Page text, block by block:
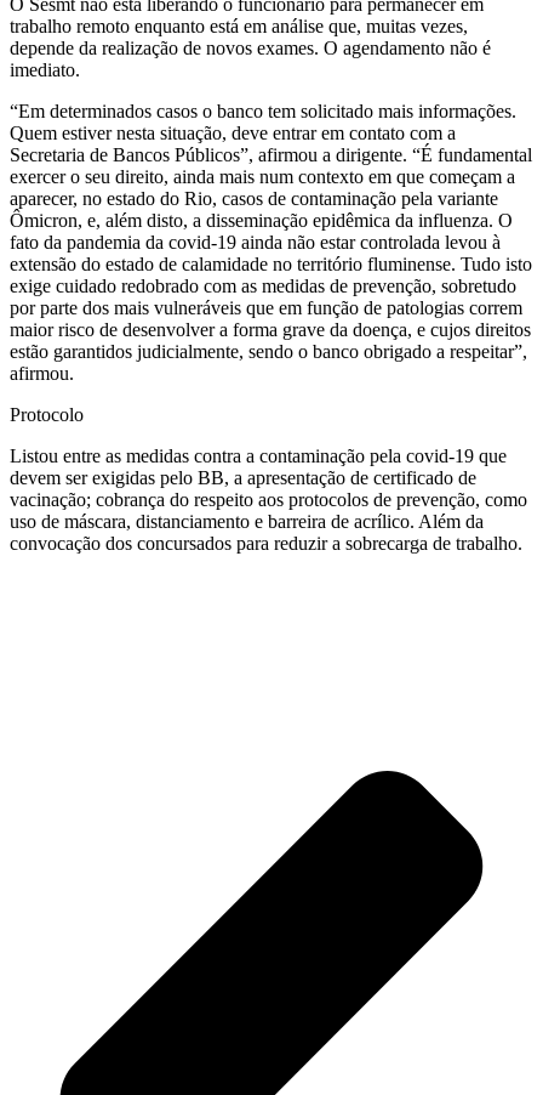
trabalho remoto enquanto está em análise que, muitas vezes,
depende da realização de novos exames. O agendamento não é
imediato.
“Em determinados casos o banco tem solicitado mais informações.
Quem estiver nesta situação, deve entrar em contato com a
Secretaria de Bancos Públicos”, afirmou a dirigente. “É fundamental
exercer o seu direito, ainda mais num contexto em que começam a
aparecer, no estado do Rio, casos de contaminação pela variante
Ômicron, e, além disto, a disseminação epidêmica da influenza. O
fato da pandemia da covid-19 ainda não estar controlada levou à
extensão do estado de calamidade no território fluminense. Tudo isto
exige cuidado redobrado com as medidas de prevenção, sobretudo
por parte dos mais vulneráveis que em função de patologias correm
maior risco de desenvolver a forma grave da doença, e cujos direitos
estão garantidos judicialmente, sendo o banco obrigado a respeitar”,
afirmou.
Protocolo
Listou entre as medidas contra a contaminação pela covid-19 que
devem ser exigidas pelo BB, a apresentação de certificado de
vacinação; cobrança do respeito aos protocolos de prevenção, como
uso de máscara, distanciamento e barreira de acrílico. Além da
convocação dos concursados para reduzir a sobrecarga de trabalho.